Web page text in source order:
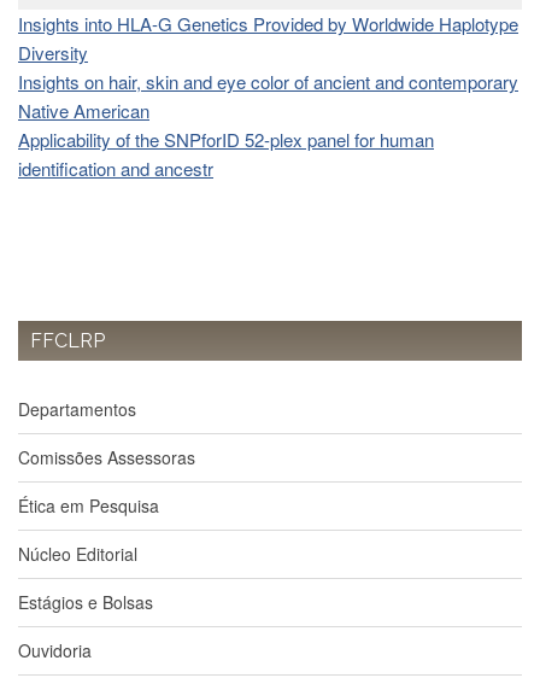
Infraestrutura
Formulários
Notícias
Contato
CULTURA
e
Projetos
Museu
Ciências
da
USP
Empresas
Cursos
e
Atividades
Insights into HLA-G Genetics Provided by Worldwide Haplotype
Diversity
Insights on hair, skin and eye color of ancient and contemporary
Native American
Applicability of the SNPforID 52-plex panel for human
identification and ancestr
FFCLRP
Departamentos
Comissões Assessoras
Ética em Pesquisa
Núcleo Editorial
Estágios e Bolsas
Ouvidoria